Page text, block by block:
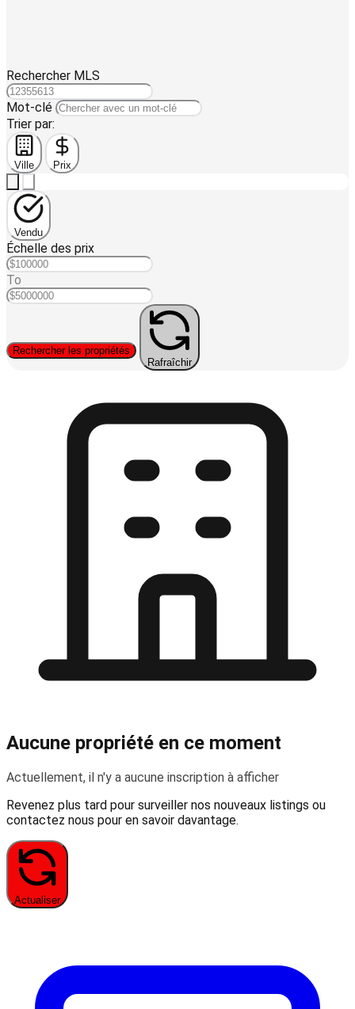
Rechercher MLS
Mot-clé
Trier par:
Ville Prix
Vendu
Échelle des prix
To
Rechercher les propriétés
Rafraîchir
Aucune propriété en ce moment
Actuellement, il n'y a aucune inscription à afficher
Revenez plus tard pour surveiller nos nouveaux listings ou
contactez nous pour en savoir davantage.
Actualiser